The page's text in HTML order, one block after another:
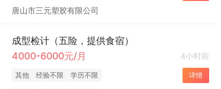
唐山市三元塑胶有限公司
成型检计（五险，提供食宿）
4000-6000元/月
4小时前
其他 经验不限 学历不限 详情